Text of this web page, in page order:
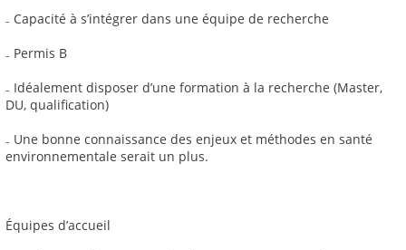
₋ Capacité à s’intégrer dans une équipe de recherche
₋ Permis B
₋ Idéalement disposer d’une formation à la recherche (Master,
DU, qualification)
₋ Une bonne connaissance des enjeux et méthodes en santé
environnementale serait un plus.
Équipes d’accueil